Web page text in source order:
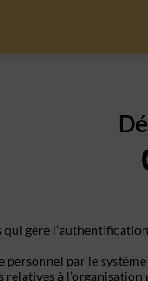
qui gère
par le
à